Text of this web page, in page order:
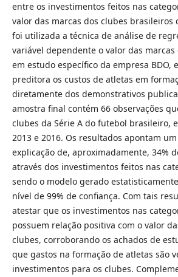
entre os investimentos feitos nas
valor das marcas dos clubes brasileiros
foi utilizada a técnica de análise de
variável dependente o valor das
em estudo específico da empresa BDO,
preditora os custos de atletas em
diretamente dos demonstrativos
amostra final contém 66 observações
clubes da Série A do futebol brasileiro,
2013 e 2016. Os resultados apontam
explicação de, aproximadamente, 34%
através dos investimentos feitos nas
sendo o modelo gerado
nível de 99% de confiança. Com tais
atestar que os investimentos nas
possuem relação positiva com o valor
clubes, corroborando os achados de
que gastos na formação de atletas são
investimentos para os clubes.